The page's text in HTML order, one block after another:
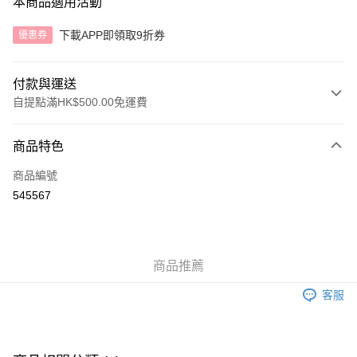
優惠券 下載APP即領取9折券
付款與運送
自提點滿HK$500.00免運費
信用卡
AlipayHK
每筆HK$40.00，滿HK$500.00或以上免運費
付款後順豐合作便利店
商品特色
商品編號
545567
商品推薦
客服